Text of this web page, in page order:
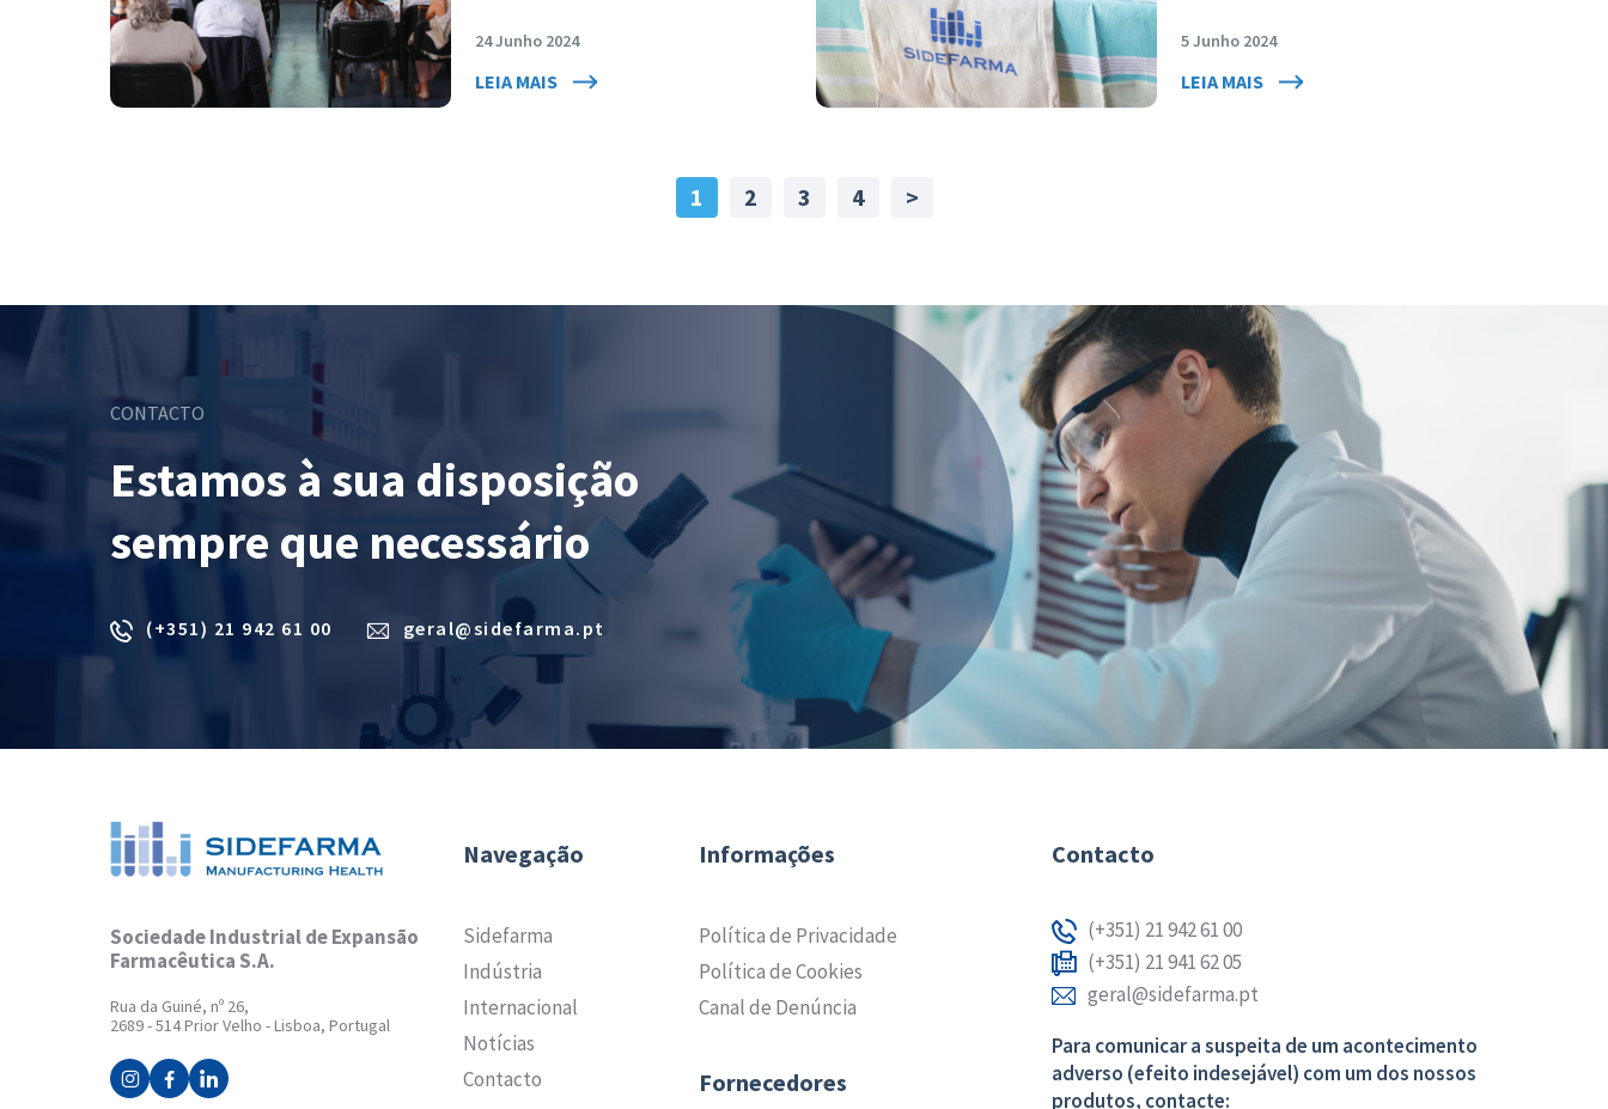
24 Junho 2024
LEIA MAIS
5 Junho 2024
LEIA MAIS
1 2 3 4 >
CONTACTO
Estamos à sua disposição
sempre que necessário
(+351) 21 942 61 00 geral@sidefarma.pt
Sociedade Industrial de Expansão
Farmacêutica S.A.
Rua da Guiné, nº 26,
2689 - 514 Prior Velho - Lisboa, Portugal
Navegação
Sidefarma
Indústria
Internacional
Notícias
Contacto
Informações
Política de Privacidade
Política de Cookies
Canal de Denúncia
Fornecedores
Contacto
(+351) 21 942 61 00
(+351) 21 941 62 05
geral@sidefarma.pt
Para comunicar a suspeita de um acontecimento
adverso (efeito indesejável) com um dos nossos
produtos, contacte: